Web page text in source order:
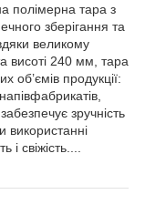
полімерна тара з
зберігання та
великому
висоті 240 мм, тара
об’ємів продукції:
зручність
використанні
свіжість....